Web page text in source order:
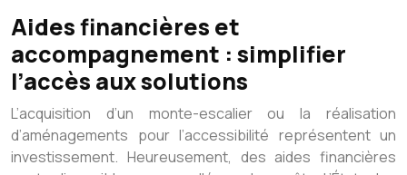
Aides financières et
accompagnement : simplifier
l’accès aux solutions
L’acquisition d’un monte-escalier ou la réalisation
d’aménagements pour l’accessibilité représentent un
investissement. Heureusement, des aides financières